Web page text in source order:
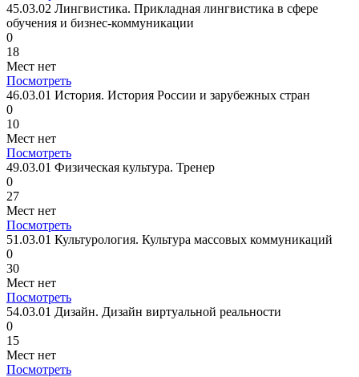
45.03.02 Лингвистика. Прикладная лингвистика в сфере
обучения и бизнес-коммуникации
0
18
Мест нет
Посмотреть
46.03.01 История. История России и зарубежных стран
0
10
Мест нет
Посмотреть
49.03.01 Физическая культура. Тренер
0
27
Мест нет
Посмотреть
51.03.01 Культурология. Культура массовых коммуникаций
0
30
Мест нет
Посмотреть
54.03.01 Дизайн. Дизайн виртуальной реальности
0
15
Мест нет
Посмотреть